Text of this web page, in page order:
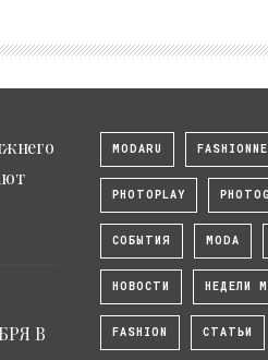
В
MODARU
PHOTOPLAY
СОБЫТИЯ MODA
НОВОСТИ НЕДЕЛИ
FASHION СТАТЬИ